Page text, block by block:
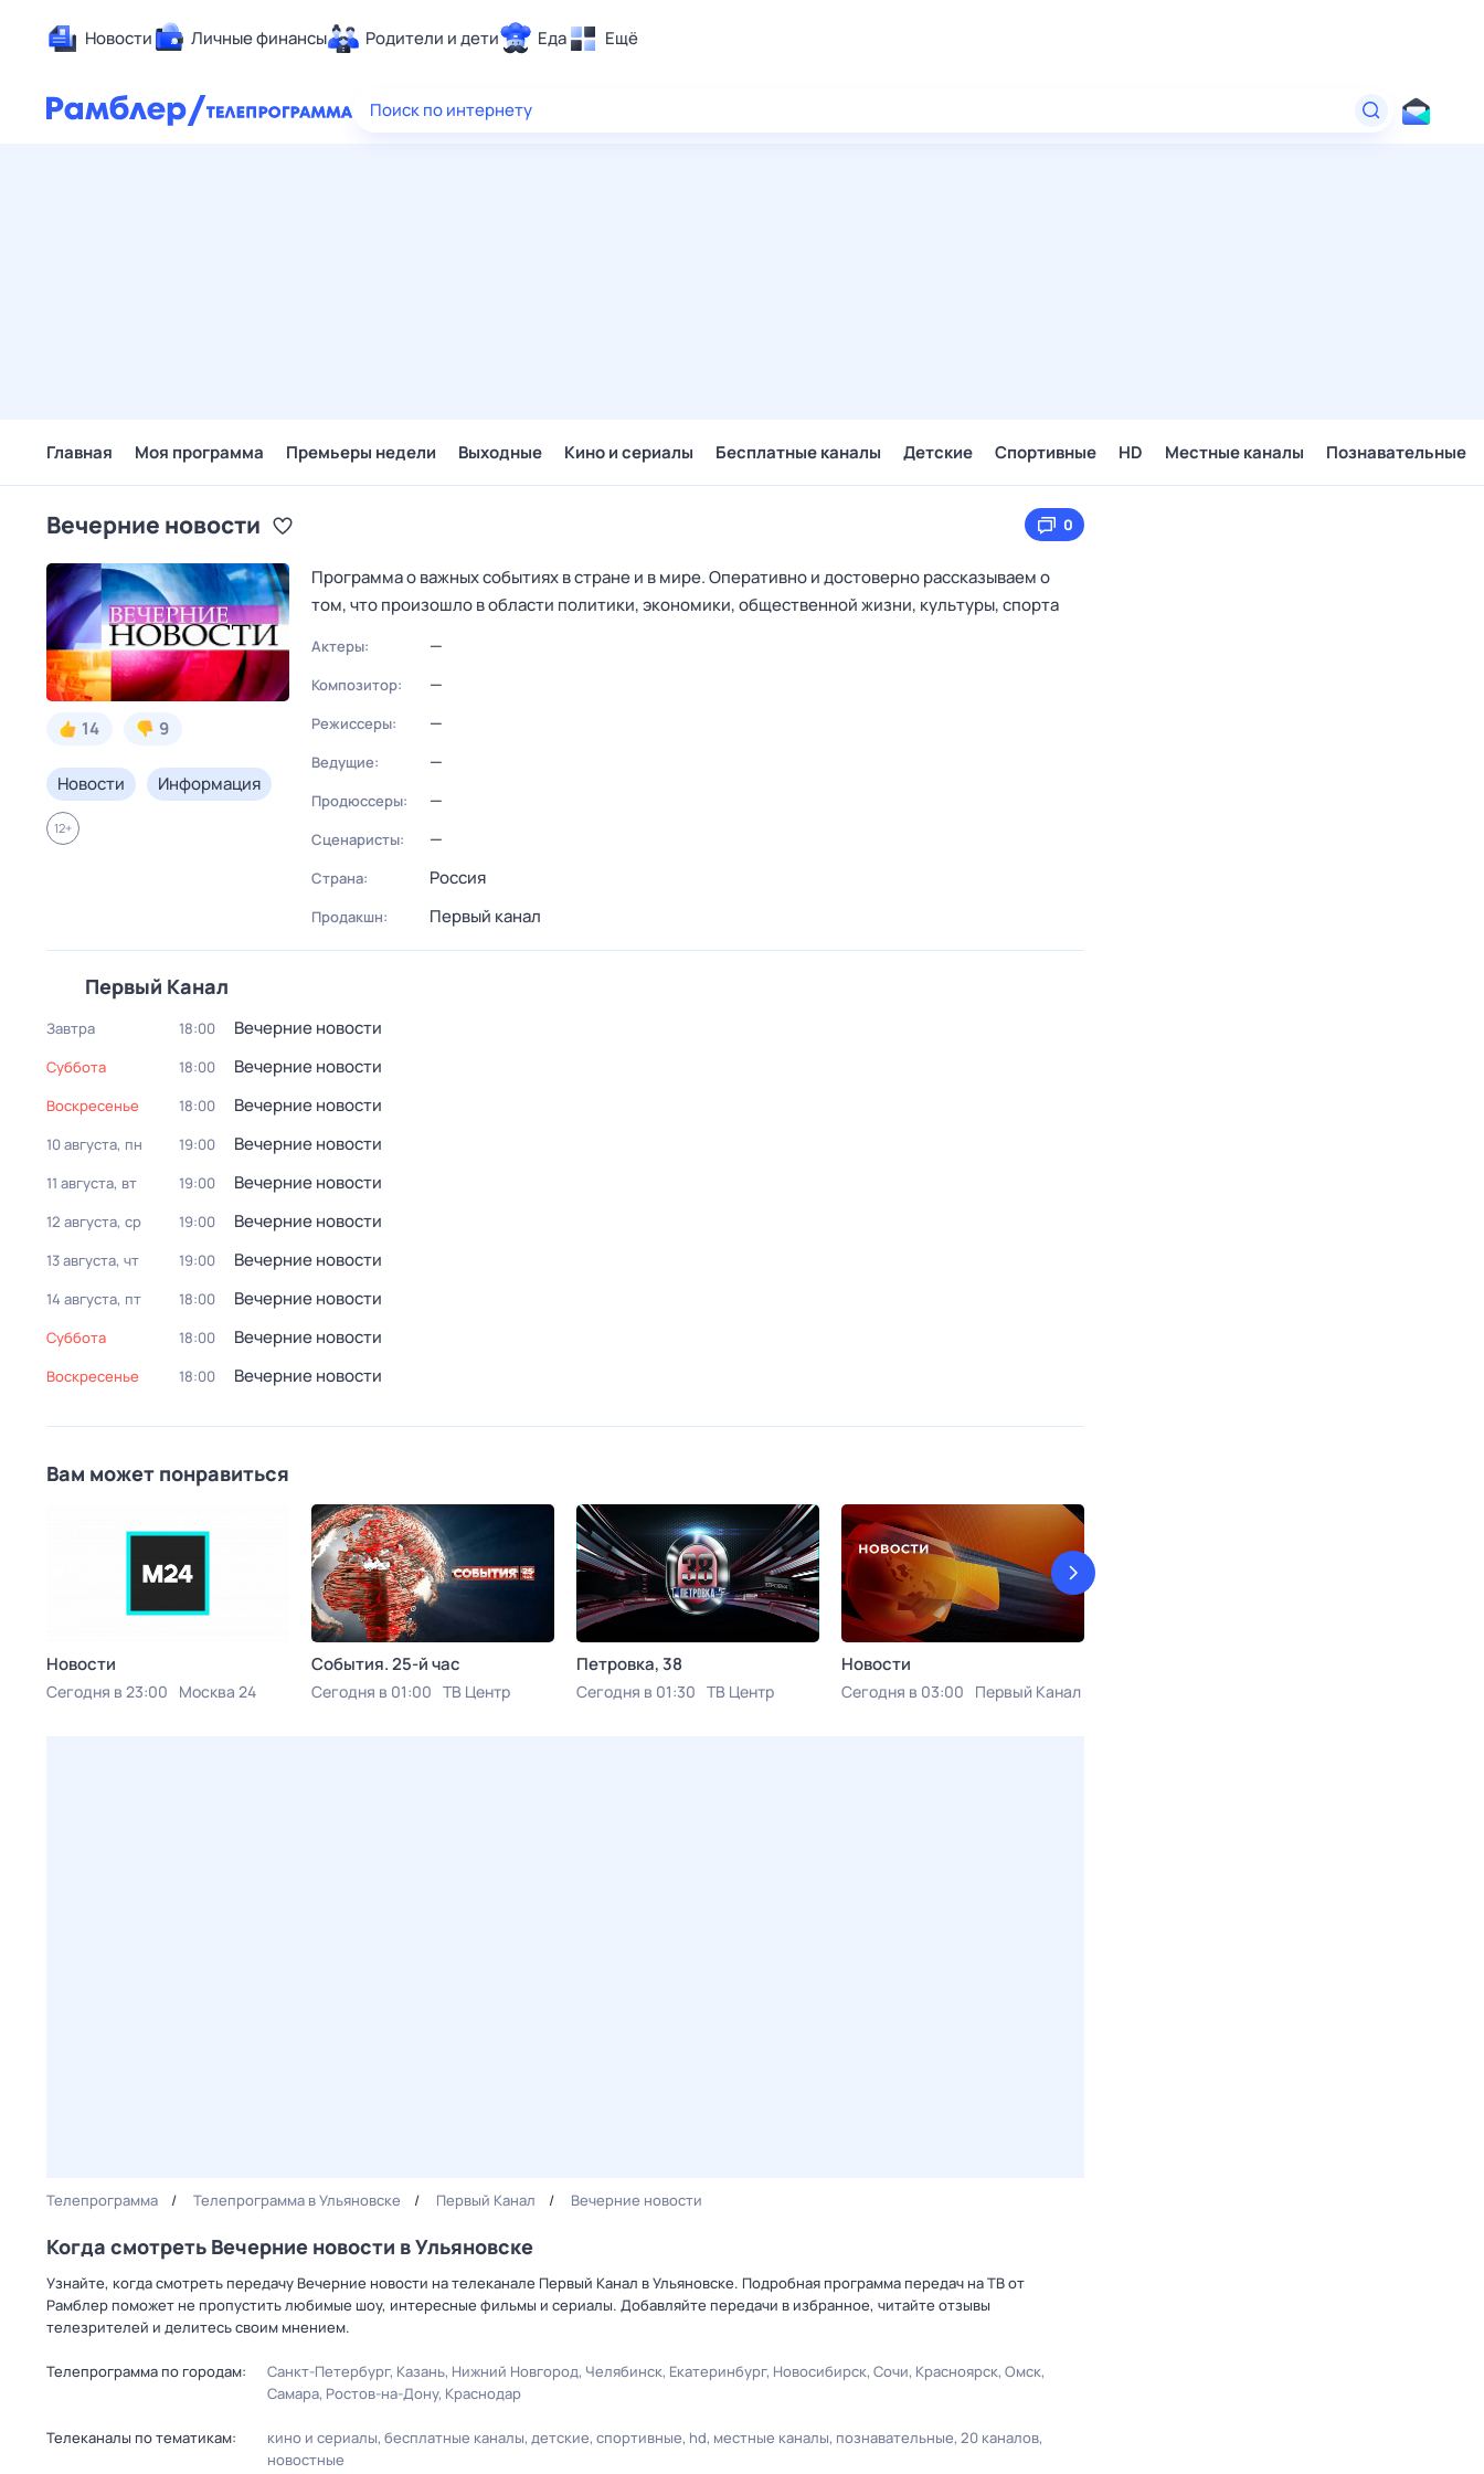
Новости Личные финансы Родители и дети Еда Ещё
Здоровье
Поиск по интернету
Главная Моя программа Премьеры недели Выходные Кино и сериалы Бесплатные каналы Детские Спортивные HD Местные каналы Познавательные
Вечерние новости 0
14 9
Новости Информация
12+
Программа о важных событиях в стране и в мире. Оперативно и достоверно рассказываем о
том, что произошло в области политики, экономики, общественной жизни, культуры, спорта
Актеры: —
Композитор: —
Режиссеры: —
Ведущие: —
Продюссеры: —
Сценаристы: —
Страна: Россия
Продакшн: Первый канал
Первый Канал
Завтра 18:00 Вечерние новости
суббота 18:00 Вечерние новости
воскресенье 18:00 Вечерние новости
10 августа, пн 19:00 Вечерние новости
11 августа, вт 19:00 Вечерние новости
12 августа, ср 19:00 Вечерние новости
13 августа, чт 19:00 Вечерние новости
14 августа, пт 18:00 Вечерние новости
суббота 18:00 Вечерние новости
воскресенье 18:00 Вечерние новости
Вам может понравиться
Новости
Сегодня в 23:00 Москва 24
События. 25-й час
Сегодня в 01:00 ТВ Центр
Петровка, 38
Сегодня в 01:30 ТВ Центр
Новости
Сегодня в 03:00 Первый Канал
Телепрограмма Телепрограмма в Ульяновске Первый Канал Вечерние новости
Когда смотреть Вечерние новости в Ульяновске
Узнайте, когда смотреть передачу Вечерние новости на телеканале Первый Канал в Ульяновске. Подробная программа передач на ТВ от
Рамблер поможет не пропустить любимые шоу, интересные фильмы и сериалы. Добавляйте передачи в избранное, читайте отзывы
телезрителей и делитесь своим мнением.
Телепрограмма по городам: Санкт-Петербург Казань Нижний Новгород Челябинск Екатеринбург Новосибирск Сочи Красноярск Омск
Самара Ростов-на-Дону Краснодар
Телеканалы по тематикам: кино и сериалы бесплатные каналы детские спортивные hd местные каналы познавательные 20 каналов
новостные